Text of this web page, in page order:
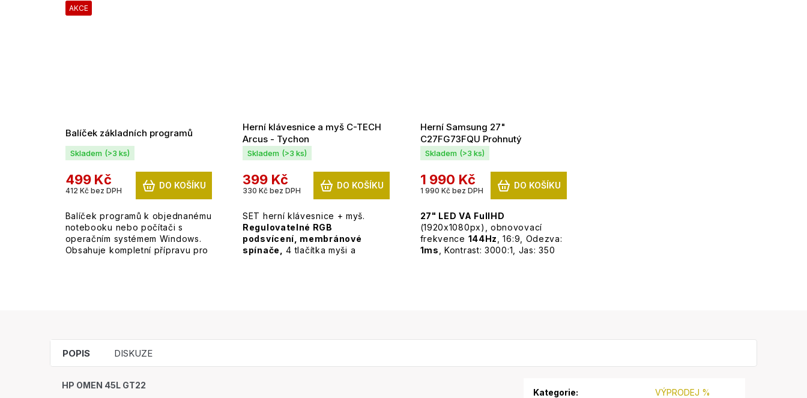
AKCE
Balíček základních programů
Skladem (>3 ks)
412 Kč bez DPH
499 Kč DO KOŠÍKU
Balíček programů k objednanému
notebooku nebo počítači s
operačním systémem Windows.
Obsahuje kompletní přípravu pro
Herní klávesnice a myš C-TECH
Arcus - Tychon
Skladem (>3 ks)
330 Kč bez DPH
399 Kč DO KOŠÍKU
SET herní klávesnice + myš.
Regulovatelné RGB
podsvícení, membránové
spínače,
4 tlačítka myši a
Herní Samsung 27"
C27FG73FQU Prohnutý
Skladem (>3 ks)
1 990 Kč bez DPH
1 990 Kč DO KOŠÍKU
27" LED VA FullHD
(1920x1080px), obnovovací
frekvence 144Hz
, 16:9, Odezva:
1ms , Kontrast: 3000:1, Jas: 350
funkčnosti.
POPIS DISKUZE
HP OMEN 45L GT22
Kategorie: VÝPRODEJ %